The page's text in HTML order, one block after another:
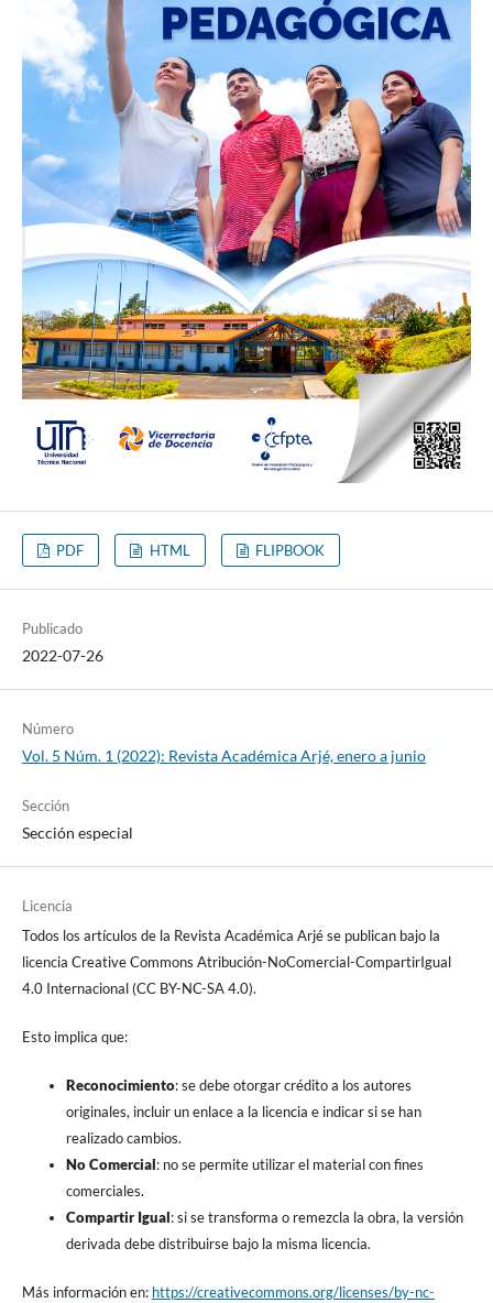
PDF HTML FLIPBOOK
Publicado
2022-07-26
Número
Vol. 5 Núm. 1 (2022): Revista Académica Arjé, enero a junio
Sección
Sección especial
Licencia
Todos los artículos de la Revista Académica Arjé se publican bajo la
licencia Creative Commons Atribución-NoComercial-CompartirIgual
4.0 Internacional (CC BY-NC-SA 4.0).
Esto implica que:
Reconocimiento: se debe otorgar crédito a los autores
originales, incluir un enlace a la licencia e indicar si se han
realizado cambios.
No Comercial: no se permite utilizar el material con fines
comerciales.
Compartir Igual: si se transforma o remezcla la obra, la versión
derivada debe distribuirse bajo la misma licencia.
Más información en: https://creativecommons.org/licenses/by-nc-